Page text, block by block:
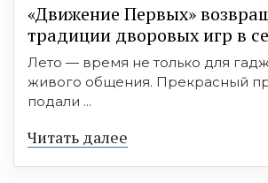
«Движение Первых»
традиции дворовых игр в
Лето — время не только для
живого общения. Прекрасный
подали ...
Читать далее